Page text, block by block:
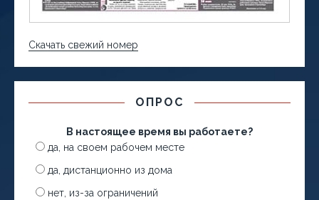
Скачать свежий номер
ОПРОС
В настоящее время вы работаете?
да, на своем рабочем месте
да, дистанционно из дома
нет, из-за ограничений